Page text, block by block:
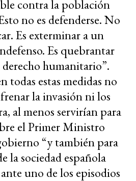
contra la población
no es defenderse. No
Es exterminar a un
Es quebrantar
derecho humanitario”.
todas estas medidas no
la invasión ni los
al menos servirían para
el Primer Ministro
“y también para
la sociedad española
uno de los episodios